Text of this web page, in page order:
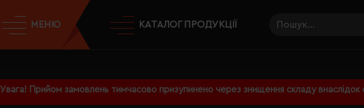
Увага! Прийом замовлень тимчасово призупинено через знищення складу внаслідок
МЕНЮ КАТАЛОГ ПРОДУКЦІЇ